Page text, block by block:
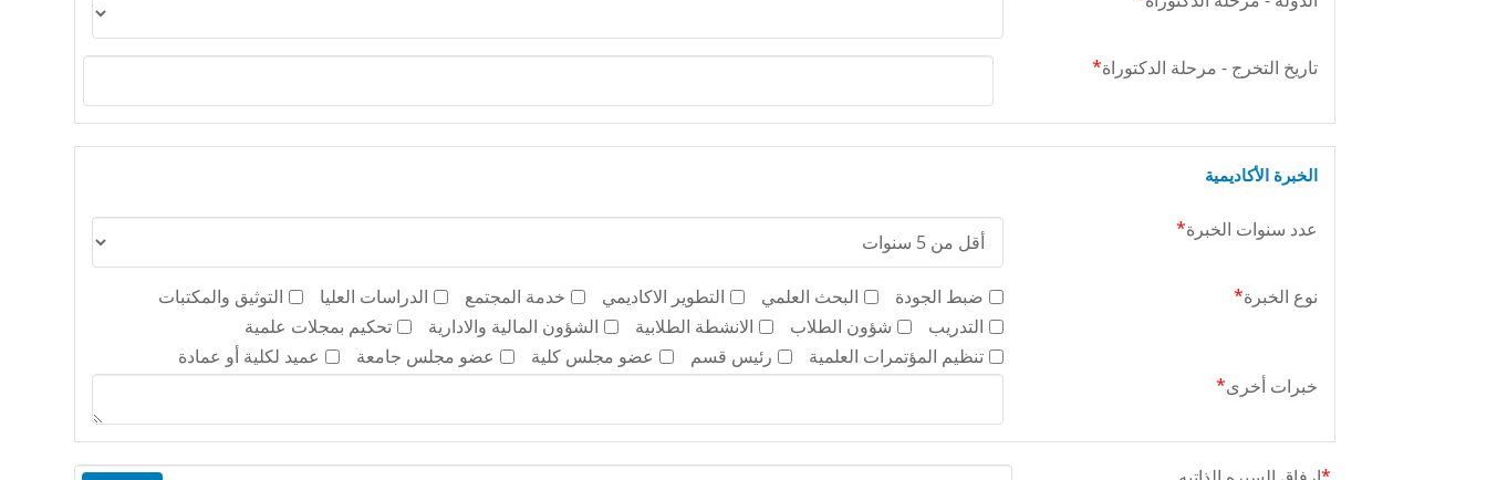
تاريخ التخرج - مرحلة الدكتوراة*
الخبرة الأكاديمية
عدد سنوات الخبرة*
نوع الخبرة* ضبط الجودة البحث العلمي التطوير الاكاديمي خدمة المجتمع الدراسات العليا
التوثيق والمكتبات
التدريب
شؤون الطلاب الانشطة الطلابية الشؤون المالية والادارية
تحكيم بمجلات علمية
تنظيم المؤتمرات العلمية
رئيس قسم عضو مجلس كلية عضو مجلس جامعة
عميد لكلية أو عمادة
خبرات أخرى*